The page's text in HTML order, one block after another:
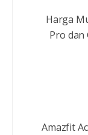
Harga
Pro dan
Amazfit